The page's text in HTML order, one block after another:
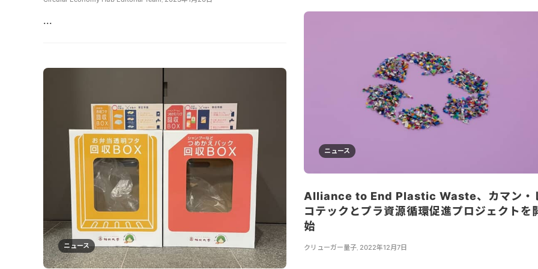
...
ニュース
Alliance to End Plastic Waste、カマン・
コテックとプラ資源循環促進プロジェクトを
始
クリューガー量子 2022年12月7日
ニュース